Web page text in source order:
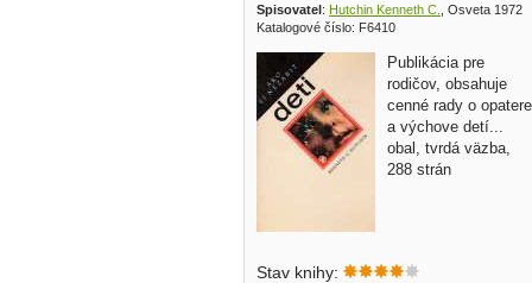
Spisovatel: Hutchin Kenneth C.
, Osveta 1972
Katalogové číslo: F6410
Publikácia pre
rodičov, obsahuje
cenné rady o opatere
a výchove detí...
obal, tvrdá väzba,
288 strán
Stav knihy: